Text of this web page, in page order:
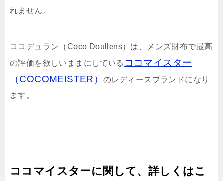
れません。
ココデュラン（Coco Doullens）は、メンズ財布で最高
の評価を欲しいままにしている ココマイスター
（COCOMEISTER）のレディースブランドになり
ます。
ココマイスターに関して、詳しくはこ